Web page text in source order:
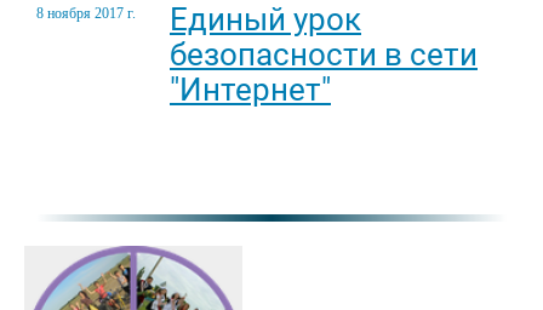
8 ноября 2017 г.
Единый урок
безопасности в сети
"Интернет"